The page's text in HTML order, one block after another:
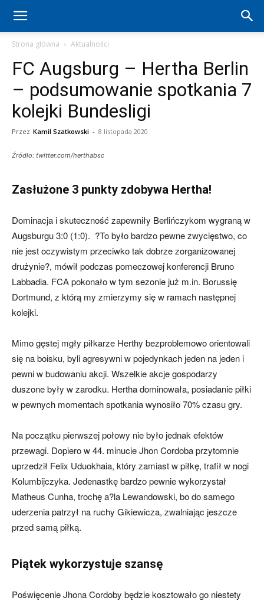
Hertha
Berlin
mecze,
Strona główna Aktualności
FC Augsburg – Hertha Berlin
– podsumowanie spotkania 7
kolejki Bundesligi
Przez Kamil Szatkowski - 8 listopada 2020
Źródło: twitter.com/herthabsc
Zasłużone 3 punkty zdobywa Hertha!
Dominacja i skuteczność zapewniły Berlińczykom wygraną w
Augsburgu 3:0 (1:0). ?To było bardzo pewne zwycięstwo, co
nie jest oczywistym przeciwko tak dobrze zorganizowanej
drużynie?, mówił podczas pomeczowej konferencji Bruno
Labbadia. FCA pokonało w tym sezonie już m.in. Borussię
Dortmund, z którą my zmierzymy się w ramach następnej
kolejki.
Mimo gęstej mgły piłkarze Herthy bezproblemowo orientowali
się na boisku, byli agresywni w pojedynkach jeden na jeden i
pewni w budowaniu akcji. Wszelkie akcje gospodarzy
duszone były w zarodku. Hertha dominowała, posiadanie piłki
w pewnych momentach spotkania wynosiło 70% czasu gry.
Na początku pierwszej połowy nie było jednak efektów
przewagi. Dopiero w 44. minucie Jhon Cordoba przytomnie
uprzedził Felix Uduokhaia, który zamiast w piłkę, trafił w nogi
Kolumbijczyka. Jedenastkę bardzo pewnie wykorzystał
Matheus Cunha, trochę a?la Lewandowski, bo do samego
uderzenia patrzył na ruchy Gikiewicza, zwalniając jeszcze
przed samą piłką.
Piątek wykorzystuje szansę
Poświęcenie Jhona Cordoby będzie kosztowało go niestety